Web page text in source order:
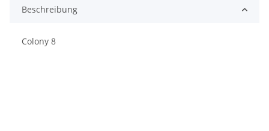
Beschreibung
Colony 8